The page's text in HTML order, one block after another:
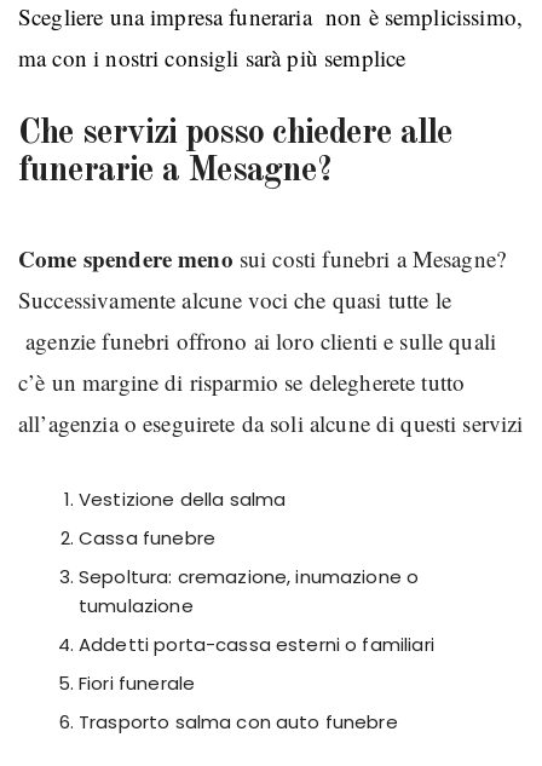
Scegliere una impresa funeraria non è semplicissimo,
ma con i nostri consigli sarà più semplice
Che servizi posso chiedere alle
funerarie a Mesagne?
Come spendere meno sui costi funebri a Mesagne?
Successivamente alcune voci che quasi tutte le
agenzie funebri offrono ai loro clienti e sulle quali
c’è un margine di risparmio se delegherete tutto
all’agenzia o eseguirete da soli alcune di questi servizi
Vestizione della salma
Cassa funebre
Sepoltura: cremazione, inumazione o
tumulazione
Addetti porta-cassa esterni o familiari
Fiori funerale
Trasporto salma con auto funebre